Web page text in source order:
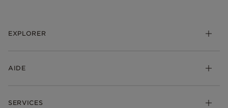
EXPLORER
Bijoux
AIDE
Suivre ma commande
SERVICES